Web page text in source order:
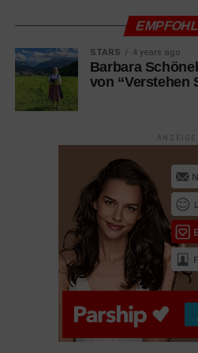
Poelvoorde
10.03.2022 Parallele Mütter
Drama mit Penélope Cruz,
10.03.2022 The Case You
10.03.2022 Vatersland
Drama mit Margarita Broich,
Schmidt-Schaller
17.03.2022 Der Wolf und der
Abenteuer mit Molly Kunz,
17.03.2022 Die Gangster Gang
STARS 4 years ago
Barbara
von “Verstehen
ANZEIGE